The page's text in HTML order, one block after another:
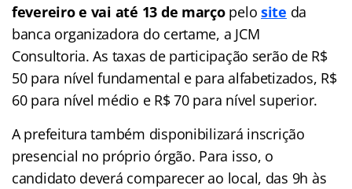
fevereiro e vai até 13 de marçopelosite da
banca organizadora do certame, a JCM
Consultoria. As taxas de participação serão de R$
50 para nível fundamental e para alfabetizados, R$
60 para nível médio e R$ 70 para nível superior.
A prefeitura também disponibilizará inscrição
presencial no próprio órgão. Para isso, o
candidato deverá comparecer ao local, das 9h às